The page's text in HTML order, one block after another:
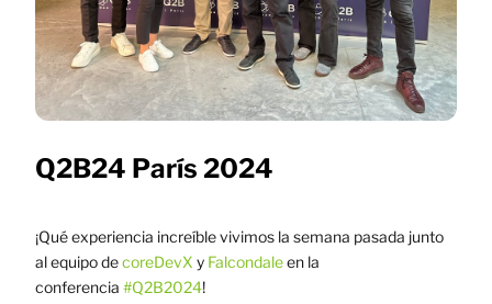
Q2B24 París 2024
¡Qué experiencia increíble vivimos la semana pasada junto
al equipo decoreDevX y Falcondaleen la
conferencia#Q2B2024!